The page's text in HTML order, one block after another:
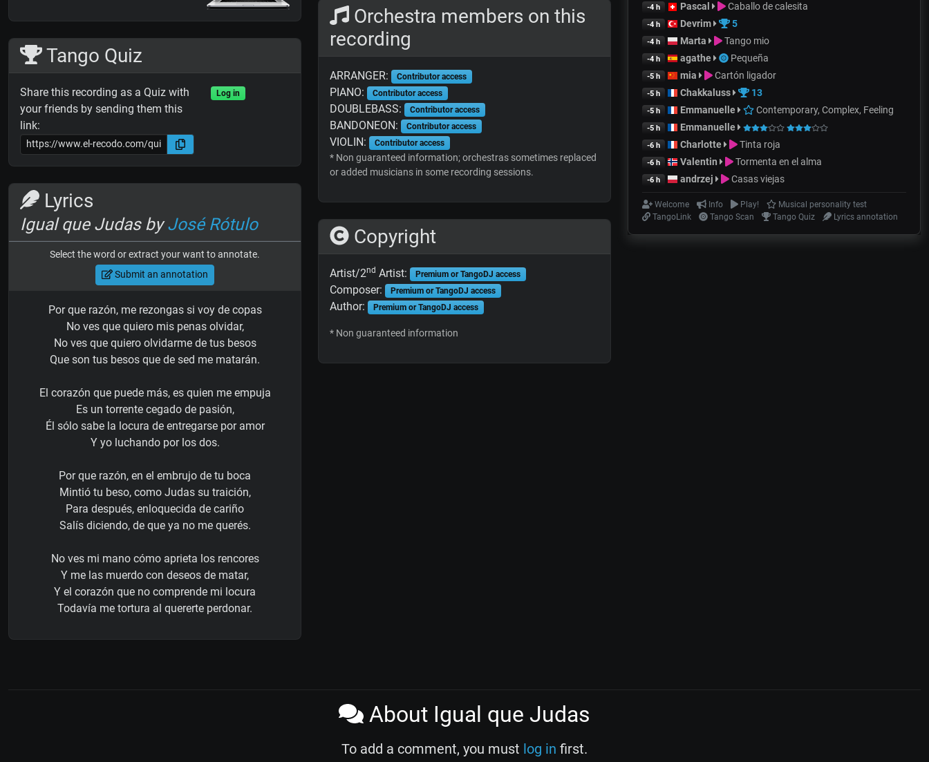
Tango Quiz
Share this recording as a Quiz with
your friends by sending them this
link:
Log in
Lyrics
Igual que Judas byJosé Rótulo
Select the word or extract your want to annotate.
Submit an annotation
Por que razón, me rezongas si voy de copas
No ves que quiero mis penas olvidar,
No ves que quiero olvidarme de tus besos
Que son tus besos que de sed me matarán.
El corazón que puede más, es quien me empuja
Es un torrente cegado de pasión,
Él sólo sabe la locura de entregarse por amor
Y yo luchando por los dos.
Por que razón, en el embrujo de tu boca
Mintió tu beso, como Judas su traición,
Para después, enloquecida de cariño
Salís diciendo, de que ya no me querés.
No ves mi mano cómo aprieta los rencores
Y me las muerdo con deseos de matar,
Y el corazón que no comprende mi locura
Todavía me tortura al quererte perdonar.
Orchestra members on this
recording
ARRANGER: Contributor access
PIANO: Contributor access
DOUBLEBASS: Contributor access
BANDONEON: Contributor access
VIOLIN: Contributor access
* Non guaranteed information; orchestras sometimes replaced
or added musicians in some recording sessions.
Copyright
Artist/2nd Artist: Premium or TangoDJ access
Composer: Premium or TangoDJ access
Author: Premium or TangoDJ access
* Non guaranteed information
-4 h Pascal Caballo de calesita
-4 h Devrim 5
-4 h Marta Tango mio
-4 h agathe Pequeña
-5 h mia Cartón ligador
-5 h Chakkaluss 13
-5 h Emmanuelle Contemporary, Complex, Feeling
-5 h Emmanuelle
-6 h Charlotte Tinta roja
-6 h Valentin Tormenta en el alma
-6 h andrzej Casas viejas
Welcome Info Play!
Musical personality test
TangoLink
Tango Scan Tango Quiz Lyrics annotation
About Igual que Judas
To add a comment, you must log in first.